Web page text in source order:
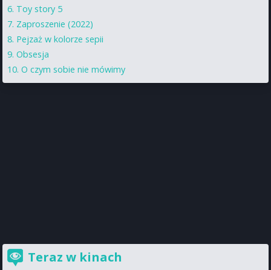
Toy story 5
Zaproszenie (2022)
Pejzaż w kolorze sepii
Obsesja
O czym sobie nie mówimy
Teraz w kinach